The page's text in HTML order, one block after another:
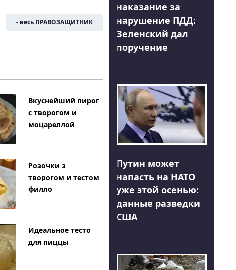
- весь ПРАВОЗАЩИТНИК
Вкуснейший пирог
с творогом и
моцареллой
Розочки з
творогом и тестом
филло
Идеальное тесто
для пиццы
наказание за
нарушение ПДД:
Зеленский дал
поручение
Путин может
напасть на НАТО
уже этой осенью:
данные разведки
США